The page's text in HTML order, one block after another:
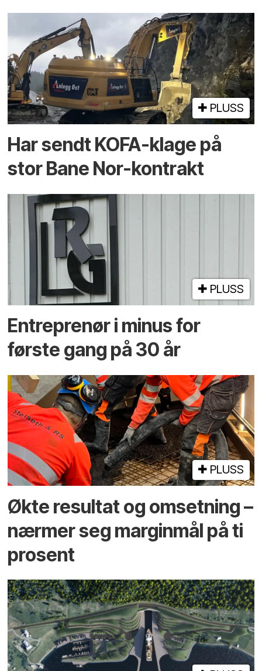
PLUSS
Har sendt KOFA-klage på
stor Bane Nor-kontrakt
PLUSS
Entreprenør i minus for
første gang på 30 år
PLUSS
Økte resultat og omsetning –
nærmer seg marginmål på ti
prosent